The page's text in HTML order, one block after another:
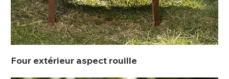
Four extérieur aspect rouille